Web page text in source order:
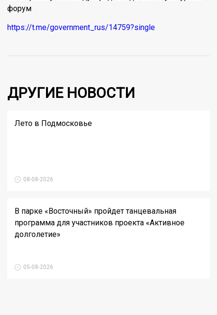
форум
https://t.me/government_rus/14759?single
ДРУГИЕ НОВОСТИ
Лето в Подмосковье
08-08-2026
В парке «Восточный» пройдет танцевальная
программа для участников проекта «Активное
долголетие»
05-08-2026